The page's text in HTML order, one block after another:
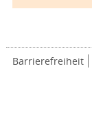
Barrierefreiheit